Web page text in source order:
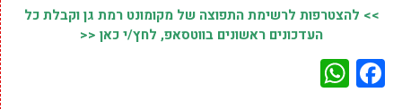
>> להצטרפות לרשימת התפוצה של מקומונט רמת גן וקבלת כל
העדכונים ראשונים בווטסאפ, לחץ/י כאן <<
Facebook